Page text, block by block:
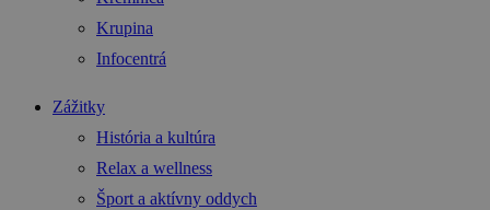
Krupina
Infocentrá
Zážitky
História a kultúra
Relax a wellness
Šport a aktívny oddych